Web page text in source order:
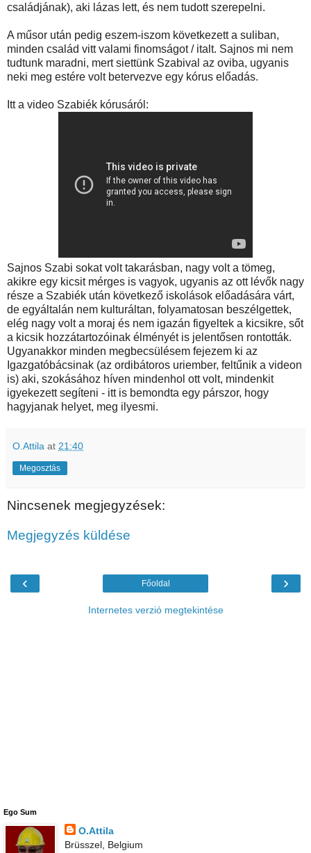
családjának), aki lázas lett, és nem tudott szerepelni.
A műsor után pedig eszem-iszom következett a suliban,
minden család vitt valami finomságot / italt. Sajnos mi nem
tudtunk maradni, mert siettünk Szabival az oviba, ugyanis
neki meg estére volt betervezve egy kórus előadás.
Itt a video Szabiék kórusáról:
Sajnos Szabi sokat volt takarásban, nagy volt a tömeg,
akikre egy kicsit mérges is vagyok, ugyanis az ott lévők nagy
része a Szabiék után következő iskolások előadására várt,
de egyáltalán nem kulturáltan, folyamatosan beszélgettek,
elég nagy volt a moraj és nem igazán figyeltek a kicsikre, sőt
a kicsik hozzátartozóinak élményét is jelentősen rontották.
Ugyanakkor minden megbecsülésem fejezem ki az
Igazgatóbácsinak (az ordibátoros uriember, feltűnik a videon
is) aki, szokásához híven mindenhol ott volt, mindenkit
igyekezett segíteni - itt is bemondta egy párszor, hogy
hagyjanak helyet, meg ilyesmi.
O.Attila at 21:40
Megosztás
Nincsenek megjegyzések:
Megjegyzés küldése
‹ ›
Főoldal
Internetes verzió megtekintése
Ego Sum
O.Attila
Brüsszel, Belgium